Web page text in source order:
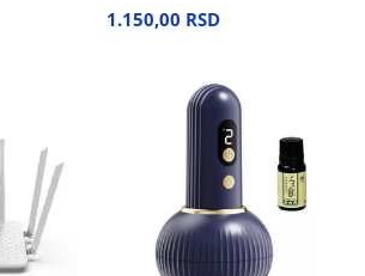
1.150,00 RSD